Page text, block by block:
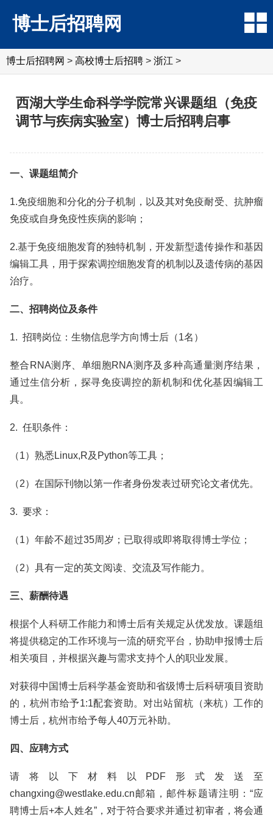
博士后招聘网
博士后招聘网 > 高校博士后招聘 > 浙江 >
西湖大学生命科学学院常兴课题组（免疫
调节与疾病实验室）博士后招聘启事
一、课题组简介
1.免疫细胞和分化的分子机制，以及其对免疫耐受、抗肿瘤
免疫或自身免疫性疾病的影响；
2.基于免疫细胞发育的独特机制，开发新型遗传操作和基因
编辑工具，用于探索调控细胞发育的机制以及遗传病的基因
治疗。
二、招聘岗位及条件
1. 招聘岗位：生物信息学方向博士后（1名）
整合RNA测序、单细胞RNA测序及多种高通量测序结果，
通过生信分析，探寻免疫调控的新机制和优化基因编辑工
具。
2. 任职条件：
（1）熟悉Linux,R及Python等工具；
（2）在国际刊物以第一作者身份发表过研究论文者优先。
3. 要求：
（1）年龄不超过35周岁；已取得或即将取得博士学位；
（2）具有一定的英文阅读、交流及写作能力。
三、薪酬待遇
根据个人科研工作能力和博士后有关规定从优发放。课题组
将提供稳定的工作环境与一流的研究平台，协助申报博士后
相关项目，并根据兴趣与需求支持个人的职业发展。
对获得中国博士后科学基金资助和省级博士后科研项目资助
的，杭州市给予1:1配套资助。对出站留杭（来杭）工作的
博士后，杭州市给予每人40万元补助。
四、应聘方式
请将以下材料以PDF形式发送至
changxing@westlake.edu.cn邮箱，邮件标题请注明：“应
聘博士后+本人姓名”，对于符合要求并通过初审者，将会通